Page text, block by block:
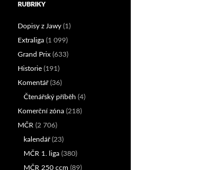
RUBRIKY
Dopisy z Jawy (1)
Extraliga (1 099)
Grand Prix (633)
Historie (191)
Komentář(36)
Čtenářský příběh (4)
Komerční zóna (218)
MČR (2 706)
kalendář(23)
MČR 1. liga (380)
MČR 250 ccm (89)